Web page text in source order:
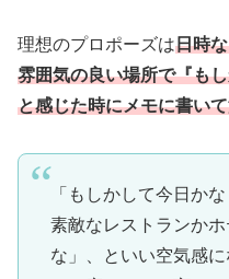
理想のプロポーズは日時
雰囲気の良い場所で『も
と感じた時にメモに書い
「もしかして今日か
素敵なレストランか
な」、といい空気感